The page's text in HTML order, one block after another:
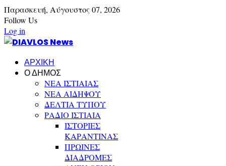
Παρασκευή, Αύγουστος 07, 2026
Follow Us
Log in
ΑΡΧΙΚΗ
Ο ΔΗΜΟΣ
ΝΕΑ ΙΣΤΙΑΙΑΣ
ΝΕΑ ΑΙΔΗΨΟΥ
ΔΕΛΤΙΑ ΤΥΠΟΥ
ΡΑΔΙΟ ΙΣΤΙΑΙΑ
ΙΣΤΟΡΙΕΣ
ΚΑΡΑΝΤΙΝΑΣ
ΠΡΩΙΝΕΣ
ΔΙΑΔΡΟΜΕΣ